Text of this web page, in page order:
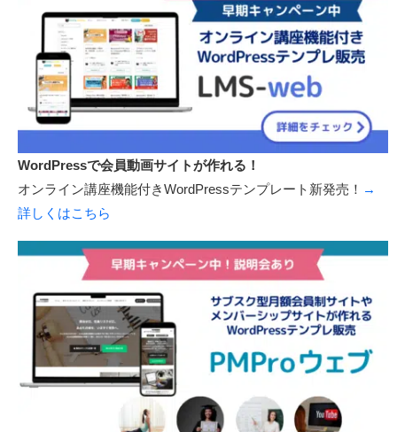
WordPressで会員動画サイトが作れる！
オンライン講座機能付きWordPressテンプレート新発売！ →
詳しくはこちら